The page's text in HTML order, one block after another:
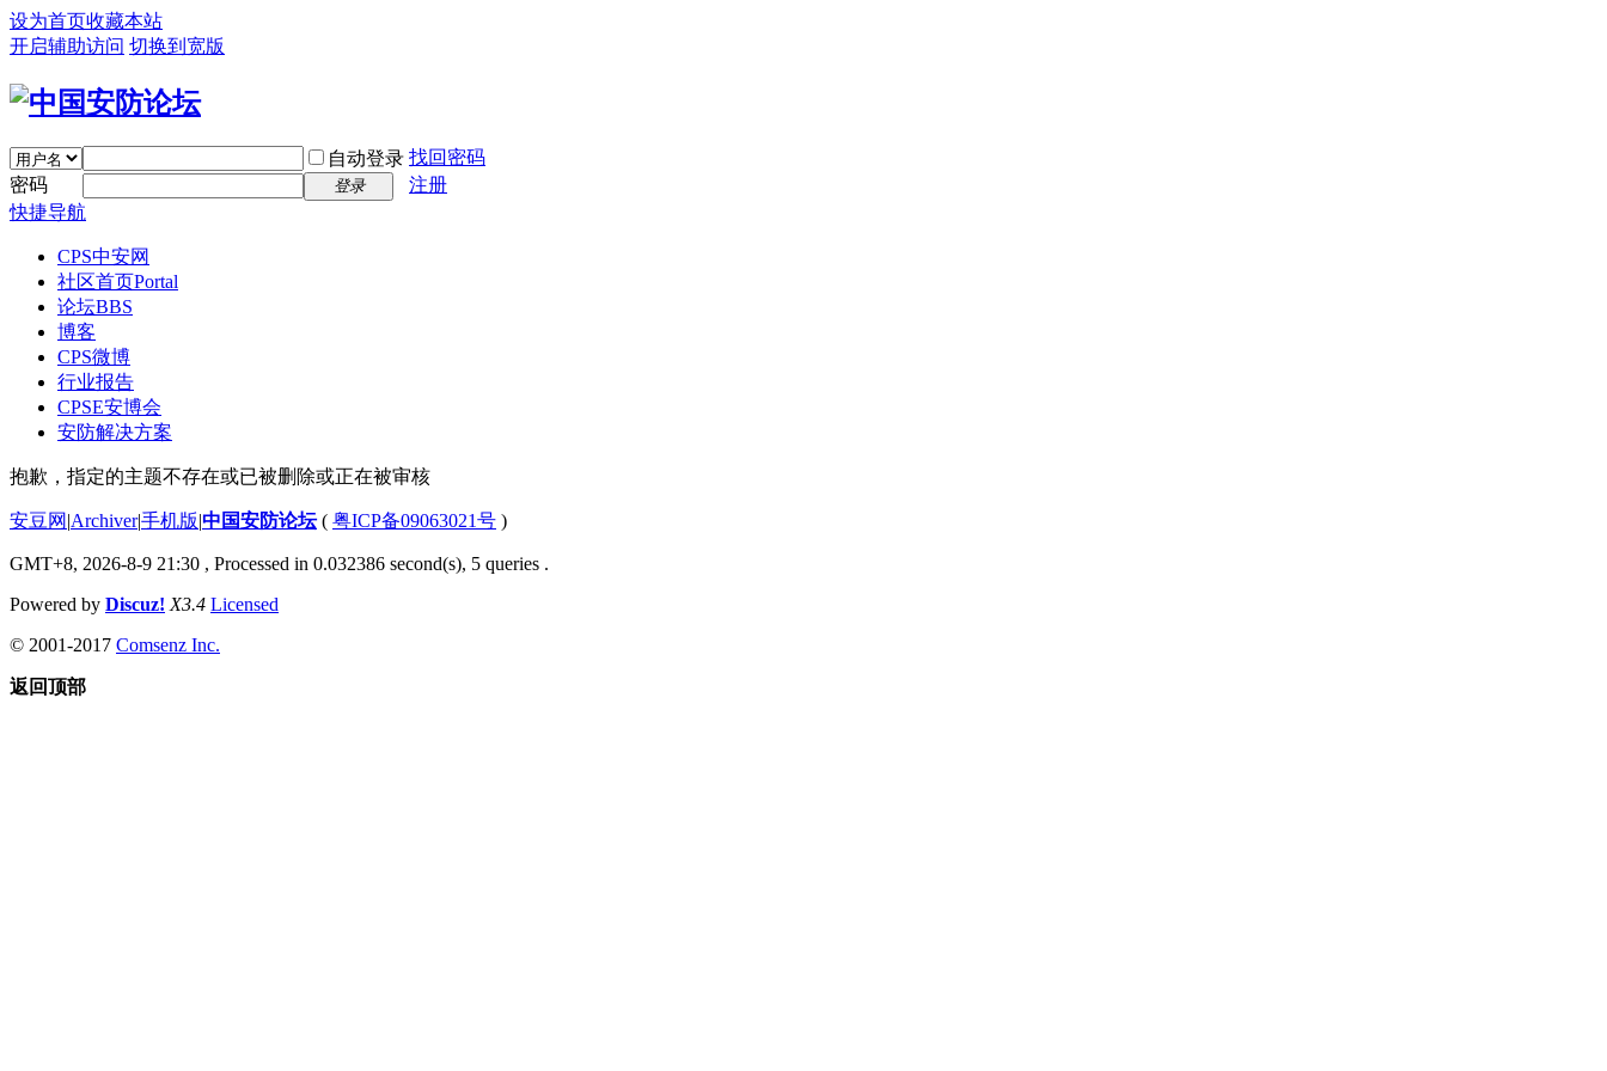
设为首页收藏本站
开启辅助访问 切换到宽版
自动登录 找回密码
密码
登录
注册
快捷导航
CPS中安网
社区首页Portal
论坛BBS
博客
CPS微博
行业报告
CPSE安博会
安防解决方案
抱歉，指定的主题不存在或已被删除或正在被审核
安豆网 |Archiver|手机版|中国安防论坛( 粤ICP备09063021号 )
GMT+8, 2026-8-9 21:30 , Processed in 0.032386 second(s), 5 queries .
Powered by Discuz! X3.4 Licensed
© 2001-2017 Comsenz Inc.
返回顶部